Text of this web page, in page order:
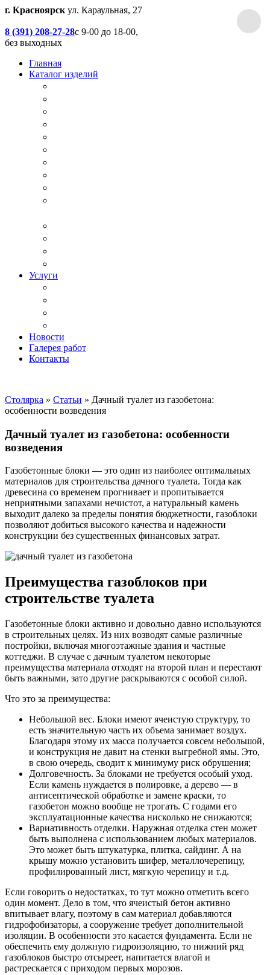
г. Красноярск ул. Караульная, 27
8 (391) 208-27-28с 9-00 до 18-00,
без выходных
Главная
Каталог изделий
Услуги
Новости
Галерея работ
Контакты
Столярка » Статьи » Дачный туалет из газобетона:
особенности возведения
Дачный туалет из газобетона: особенности
возведения
Газобетонные блоки — это один из наиболее оптимальных
материалов для строительства дачного туалета. Тогда как
древесина со временем прогнивает и пропитывается
неприятными запахами нечистот, а натуральный камень
выходит далеко за пределы понятия бюджетности, газоблоки
позволяют добиться высокого качества и надежности
конструкции без существенных финансовых затрат.
Преимущества газоблоков при
строительстве туалета
Газобетонные блоки активно и довольно давно используются
в строительных целях. Из них возводят самые различные
постройки, включая многоэтажные здания и частные
коттеджи. В случае с дачным туалетом некоторые
преимущества материала отходят на второй план и перестают
быть важными, зато другие раскрываются с особой силой.
Что это за преимущества:
Небольшой вес. Блоки имеют ячеистую структуру, то
есть значительную часть их объема занимает воздух.
Благодаря этому их масса получается совсем небольшой,
и конструкция не давит на стенки выгребной ямы. Это,
в свою очередь, сводит к минимуму риск обрушения;
Долговечность. За блоками не требуется особый уход.
Если камень нуждается в полировке, а дерево — в
антисептической обработке и замене краски, то
газобетон можно вообще не трогать. С годами его
эксплуатационные качества нисколько не снижаются;
Вариативность отделки. Наружная отделка стен может
быть выполнена с использованием любых материалов.
Это может быть штукатурка, плитка, сайдинг. А на
крышу можно установить шифер, металлочерепицу,
профилированный лист, мягкую черепицу и т.д.
Если говорить о недостатках, то тут можно отметить всего
один момент. Дело в том, что ячеистый бетон активно
впитывает влагу, поэтому в сам материал добавляются
гидрофобизаторы, а сооружение требует дополнительной
изоляции. В особенности это касается фундамента. Если не
обеспечить ему должную гидроизоляцию, то нижний ряд
газоблоков быстро отсыреет, напитается влагой и
растрескается с приходом первых морозов.